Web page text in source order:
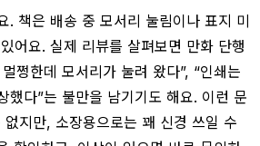
. 책은 배송 중 모서리 눌림이나 표지 미
어요. 실제 리뷰를 살펴보면 만화 단행
쩡한데 모서리가 눌려 왔다”, “인쇄는
했다”는 불만을 남기기도 해요. 이런 문
지만, 소장용으로는 꽤 신경 쓰일 수